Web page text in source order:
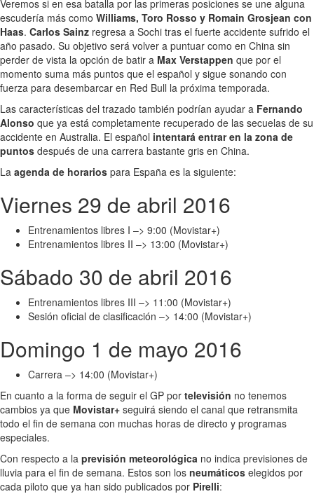
Veremos si en esa batalla por las primeras posiciones se une alguna
escudería más como Williams, Toro Rosso y Romain Grosjean con
Haas. Carlos Sainz regresa a Sochi tras el fuerte accidente sufrido el
año pasado. Su objetivo será volver a puntuar como en China sin
perder de vista la opción de batir a Max Verstappen que por el
momento suma más puntos que el español y sigue sonando con
fuerza para desembarcar en Red Bull la próxima temporada.
Las características del trazado también podrían ayudar a Fernando
Alonso que ya está completamente recuperado de las secuelas de su
accidente en Australia. El español intentará entrar en la zona de
puntos después de una carrera bastante gris en China.
La agenda de horarios para España es la siguiente:
Viernes 29 de abril 2016
Entrenamientos libres I –> 9:00 (Movistar+)
Entrenamientos libres II –> 13:00 (Movistar+)
Sábado 30 de abril 2016
Entrenamientos libres III –> 11:00 (Movistar+)
Sesión oficial de clasificación –> 14:00 (Movistar+)
Domingo 1 de mayo 2016
Carrera –> 14:00 (Movistar+)
En cuanto a la forma de seguir el GP por televisión no tenemos
cambios ya que Movistar+ seguirá siendo el canal que retransmita
todo el fin de semana con muchas horas de directo y programas
especiales.
Con respecto a la previsión meteorológica no indica previsiones de
lluvia para el fin de semana. Estos son los neumáticos elegidos por
cada piloto que ya han sido publicados por Pirelli: